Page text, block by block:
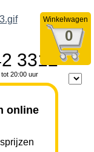
Winkelwagen
0
3312
20:00 uur
online